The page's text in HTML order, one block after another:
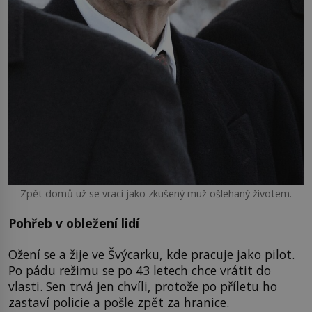
Zpět domů už se vrací jako zkušený muž ošlehaný životem.
Pohřeb v obležení lidí
Ožení se a žije ve Švýcarku, kde pracuje jako pilot.
Po pádu režimu se po 43 letech chce vrátit do
vlasti. Sen trvá jen chvíli, protože po příletu ho
zastaví policie a pošle zpět za hranice.